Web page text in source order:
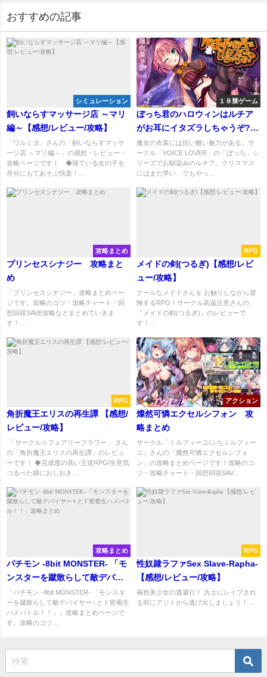
おすすめの記事
シミュレーション
飼いならすマッサージ店 ～マリ
編～【感想/レビュー/攻略】
「ワルミヨ」さんの「飼いならすマッサ
ージ店 ～マリ編～」の感想・レビュー・
攻略ページです！ ◆寝ている女の子を
存分にもてあそぶ快楽！...
１８禁ゲーム
ぼっち君のハロウィンはルチア
がお耳にイタズラしちゃうぞ?
【感想/レビュー】
魔女の衣装には抗い難い魅力がある。サ
ークル「VOICE LOVER」の「ぼっち」シ
リーズでお馴染みのルチア。クリスマス
にはまだ早い、でもやっ...
攻略まとめ
プリンセスシナジー 攻略まと
め
「プリンセスシナジー」攻略まとめペー
ジです。攻略のコツ・攻略チャート・回
想回収SAVE攻略などまとめていきま
す！...
RPG
メイドの剣(つるぎ)【感想/レビ
ュー/攻略】
クールなメイドさんを お触りしながら冒
険するRPG！サークル高温注意さんの
『メイドの剣(つるぎ)』のレビューで
す！...
RPG
角折魔王エリスの再生譚 【感想/
レビュー/攻略】
「サークル☆フェアリーフラワー」 さん
の「角折魔王エリスの再生譚」のレビュ
ーです！ ◆完成度の高い王道RPG/生意気
つるぺた娘におしおき...
アクション
燦然可憐エクセルシフォン 攻
略まとめ
サークル「ミルフィーユ/ぷちミルフィー
ユ」さんの「燦然可憐エクセルシフォ
ン」の攻略まとめページです！攻略のコ
ツ・攻略チャート・回想回収SAV...
攻略まとめ
パチモン -8bit MONSTER- 「モ
ンスターを蹴散らして敵デバイ
サー♀とド密着生ハメバト
ル！！」攻略まとめ
「パチモン -8bit MONSTER- 「モンスタ
ーを蹴散らして敵デバイサー♀とド密着生
ハメバトル！！」」攻略まとめページで
す。攻略のコツ...
RPG
性奴隷ラファSex Slave-Rapha-
【感想/レビュー/攻略】
褐色美少女の逃避行！ 兵士にレイプされ
る前にアジトから逃げ出しましょう！ ...